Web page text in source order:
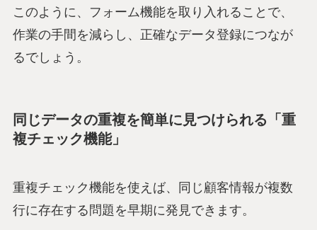
このように、フォーム機能を取り入れることで、
作業の手間を減らし、正確なデータ登録につなが
るでしょう。
同じデータの重複を簡単に見つけられる「重
複チェック機能」
重複チェック機能を使えば、同じ顧客情報が複数
行に存在する問題を早期に発見できます。